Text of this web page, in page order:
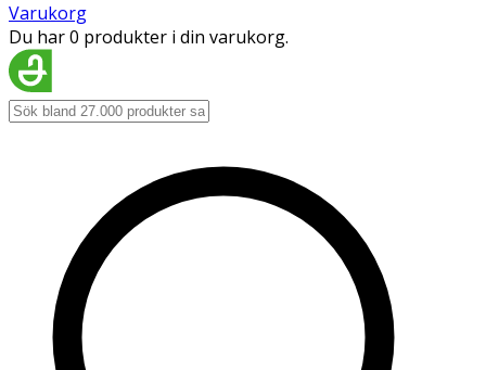
Varukorg
Du har 0 produkter i din varukorg.